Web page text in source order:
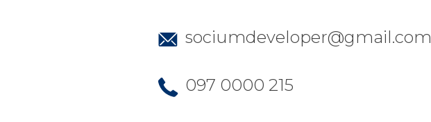
sociumdeveloper@gmail.com
097 0000 215